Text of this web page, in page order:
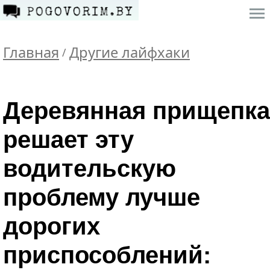
Главная / Другие лайфхаки
Деревянная прищепка
решает эту
водительскую
проблему лучше
дорогих
приспособлений: